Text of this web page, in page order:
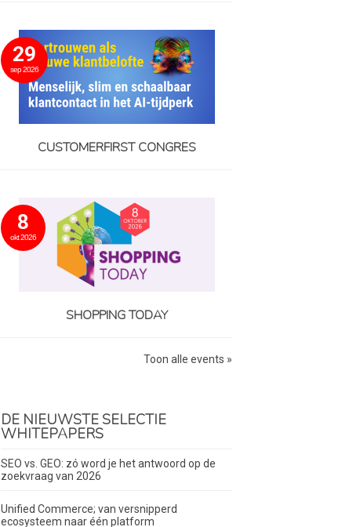
29
sep 2026
CUSTOMERFIRST CONGRES
8
okt 2026
SHOPPING TODAY
Toon alle events »
DE NIEUWSTE SELECTIE
WHITEPAPERS
SEO vs. GEO: zó word je het antwoord op de
zoekvraag van 2026
Unified Commerce; van versnipperd
ecosysteem naar één platform